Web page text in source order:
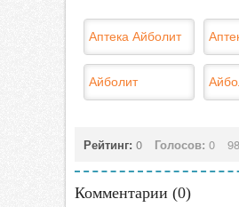
Аптека Айболит
Айболит
Рейтинг: 0 Голосов: 0
Комментарии (0)